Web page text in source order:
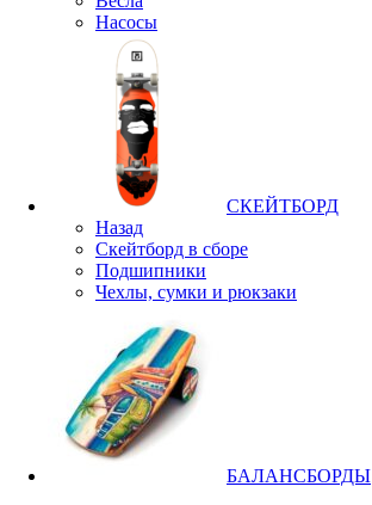
Насосы
СКЕЙТБОРД
Назад
Скейтборд в сборе
Подшипники
Чехлы, сумки и рюкзаки
БАЛАНСБОРДЫ